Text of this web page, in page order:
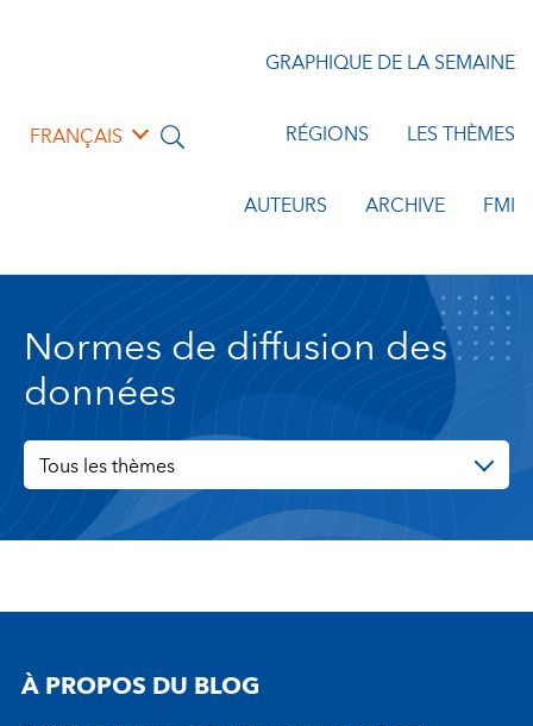
FRANÇAIS
GRAPHIQUE DE LA SEMAINE
RÉGIONS LES THÈMES
AUTEURS ARCHIVE FMI
Normes de diffusion des
données
Tous les thèmes
À PROPOS DU BLOG